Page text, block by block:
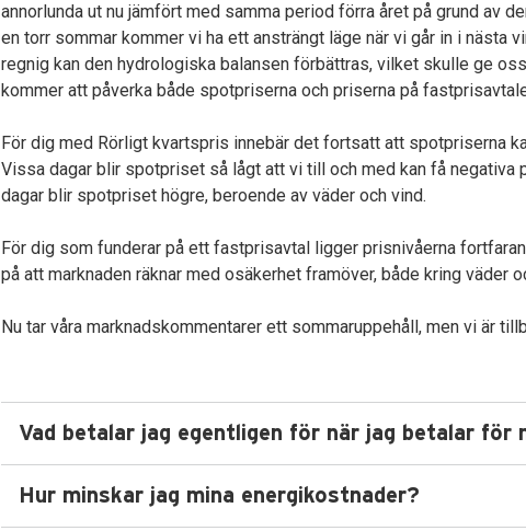
annorlunda ut nu jämfört med samma period förra året på grund av
en torr sommar kommer vi ha ett ansträngt läge när vi går in i nästa
regnig kan den hydrologiska balansen förbättras, vilket skulle ge
kommer att påverka både spotpriserna och priserna på
För dig med Rörligt kvartspris innebär det fortsatt att spotpriserna
Vissa dagar blir spotpriset så lågt att vi till och med kan få negativa
dagar blir spotpriset högre, beroende av väder och vind.
För dig som funderar på ett fastprisavtal ligger prisnivåerna
på att marknaden räknar med osäkerhet framöver, både kring väder
Nu tar våra marknadskommentarer ett sommaruppehåll, men vi är
Vad betalar jag egentligen för när jag betalar för
Hur minskar jag mina energikostnader?